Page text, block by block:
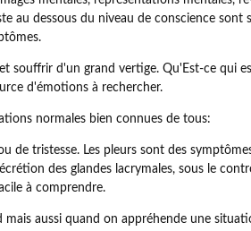
au dessous du niveau de conscience sont
souffrir d'un grand vertige. Qu'Est-ce qui
d'émotions à rechercher.
normales bien connues de tous:
de tristesse. Les pleurs sont des
des glandes lacrymales, sous le
à comprendre.
aussi quand on appréhende une